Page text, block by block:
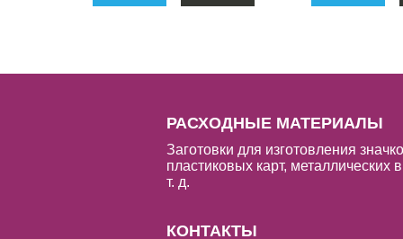
РАСХОДНЫЕ МАТЕРИАЛЫ
Заготовки для изготовления
пластиковых карт, металлических
т. д.
КОНТАКТЫ